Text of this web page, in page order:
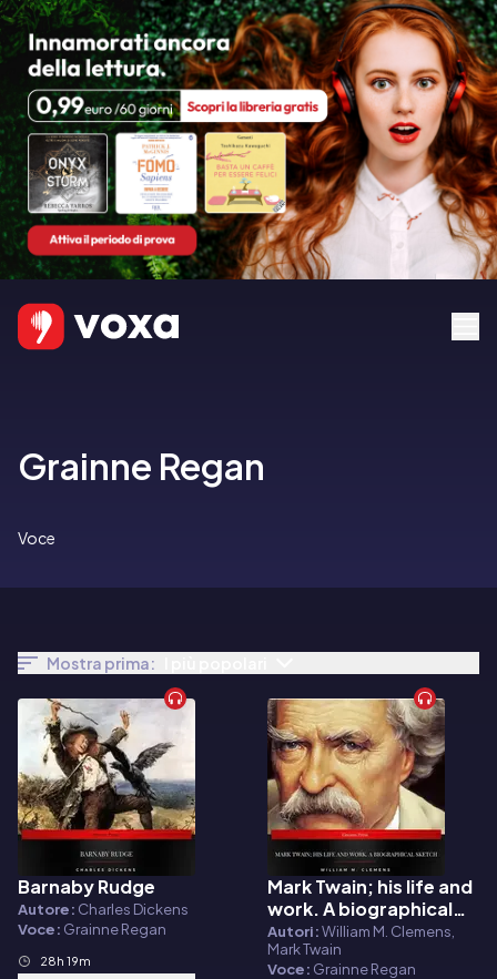
Grainne Regan
Voce
Mostra prima:
Audiolibro
Barnaby Rudge
Autore: Charles Dickens
Voce: Grainne Regan
28h 19m
Audiolibro
Mark Twain; his life and
work. A biographical
sketch
Autori:William M. Clemens,
Mark Twain
Voce: Grainne Regan